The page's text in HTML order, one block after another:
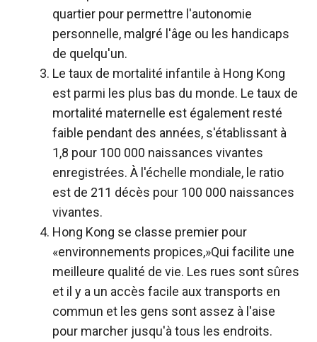
quartier pour permettre l'autonomie
personnelle, malgré l'âge ou les handicaps
de quelqu'un.
Le taux de mortalité infantile à Hong Kong
est parmi les plus bas du monde. Le taux de
mortalité maternelle est également resté
faible pendant des années, s'établissant à
1,8 pour 100 000 naissances vivantes
enregistrées. À l'échelle mondiale, le ratio
est de 211 décès pour 100 000 naissances
vivantes.
Hong Kong se classe premier pour
«environnements propices,»Qui facilite une
meilleure qualité de vie. Les rues sont sûres
et il y a un accès facile aux transports en
commun et les gens sont assez à l'aise
pour marcher jusqu'à tous les endroits.